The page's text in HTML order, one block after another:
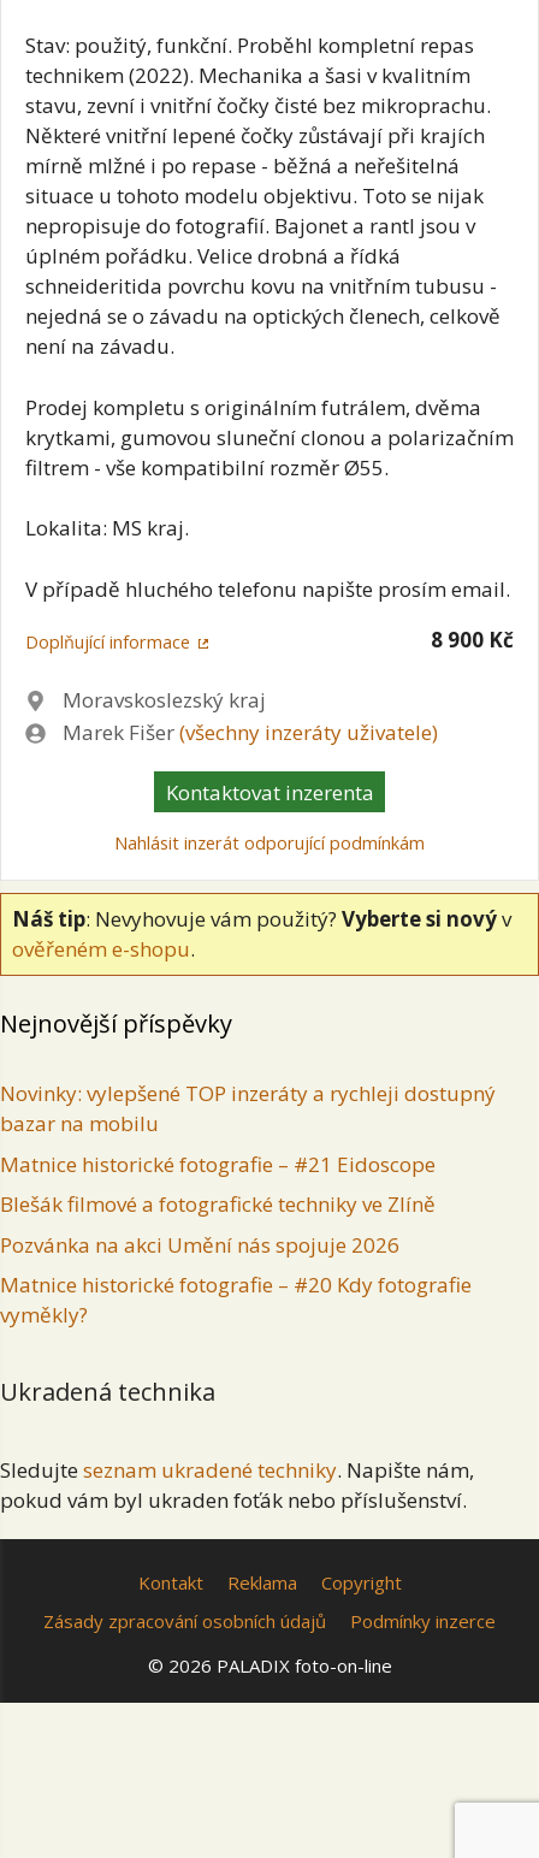
Stav: použitý, funkční. Proběhl kompletní repas
technikem (2022). Mechanika a šasi v kvalitním
stavu, zevní i vnitřní čočky čisté bez mikroprachu.
Některé vnitřní lepené čočky zůstávají při krajích
mírně mlžné i po repase - běžná a neřešitelná
situace u tohoto modelu objektivu. Toto se nijak
nepropisuje do fotografií. Bajonet a rantl jsou v
úplném pořádku. Velice drobná a řídká
schneideritida povrchu kovu na vnitřním tubusu -
nejedná se o závadu na optických členech, celkově
není na závadu.
Prodej kompletu s originálním futrálem, dvěma
krytkami, gumovou sluneční clonou a polarizačním
filtrem - vše kompatibilní rozměr Ø55.
Lokalita: MS kraj.
V případě hluchého telefonu napište prosím email.
Doplňující informace 8 900 Kč
Lokalita
Moravskoslezský kraj
Zadavatel
Marek Fišer(všechny inzeráty uživatele)
Kontaktovat inzerenta
Nahlásit inzerát odporující podmínkám
Náš tip: Nevyhovuje vám použitý? Vyberte si novýv
ověřeném e-shopu.
Nejnovější příspěvky
Novinky: vylepšené TOP inzeráty a rychleji dostupný
bazar na mobilu
Matnice historické fotografie – #21 Eidoscope
Blešák filmové a fotografické techniky ve Zlíně
Pozvánka na akci Umění nás spojuje 2026
Matnice historické fotografie – #20 Kdy fotografie
vyměkly?
Ukradená technika
Sledujte seznam ukradené techniky. Napište nám,
pokud vám byl ukraden foťák nebo příslušenství.
Kontakt Reklama
Copyright
Zásady zpracování osobních údajů
Podmínky inzerce
© 2026 PALADIX foto-on-line